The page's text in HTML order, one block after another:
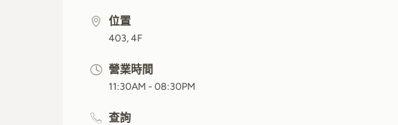
位置
403, 4F
營業時間
11:30AM - 08:30PM
查詢